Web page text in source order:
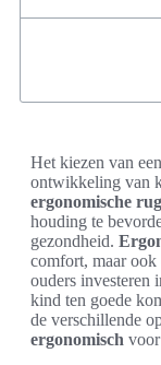
Het kiezen van
ontwikkeling van
ergonomische
houding te
gezondheid.
comfort, maar
ouders investeren
kind ten goede
de verschillende
ergonomisch